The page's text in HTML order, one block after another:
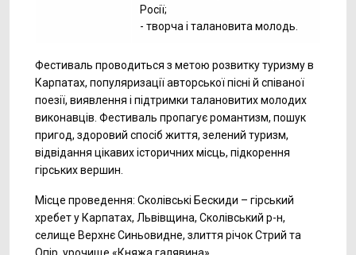
Росії;
- творча і талановита молодь.
Фестиваль проводиться з метою розвитку туризму в
Карпатах, популяризації авторської пісні й співаної
поезії, виявлення і підтримки талановитих молодих
виконавців. Фестиваль пропагує романтизм, пошук
пригод, здоровий спосіб життя, зелений туризм,
відвідання цікавих історичних місць, підкорення
гірських вершин.
Місце проведення: Сколівські Бескиди – гірський
хребет у Карпатах, Львівщина, Сколівський р-н,
селище Верхнє Синьовидне, злиття річок Стрий та